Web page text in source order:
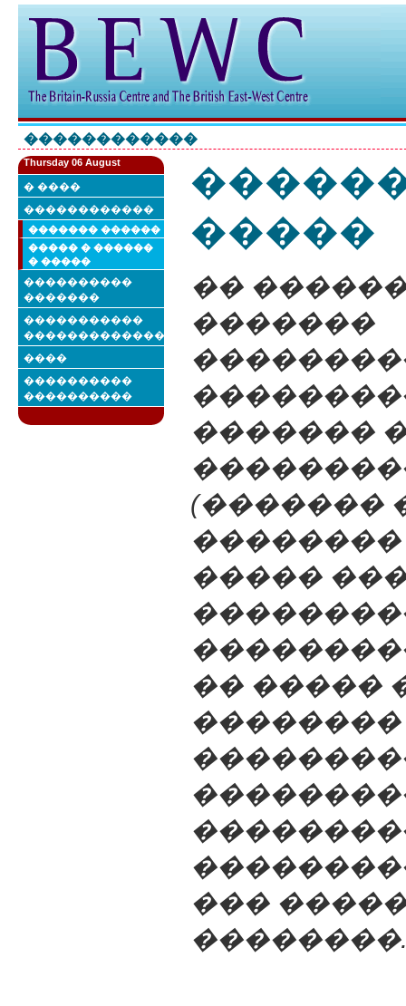
������������
�����
��
�������
�������
(�������
�����
�� �����
��������
���
Thursday 06 August
� ����
������������
������� ������
����� � ������
� �����
����������
�������
�����������
��������������
����
����������
����������